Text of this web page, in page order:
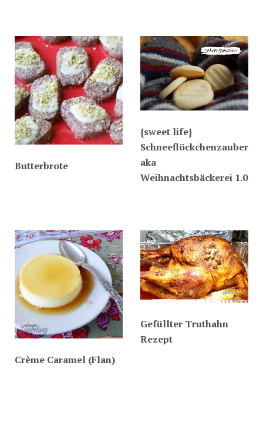
Butterbrote
{sweet life}
Schneeflöckchenzauber
aka
Weihnachtsbäckerei 1.0
Crème Caramel (Flan)
Gefüllter Truthahn
Rezept